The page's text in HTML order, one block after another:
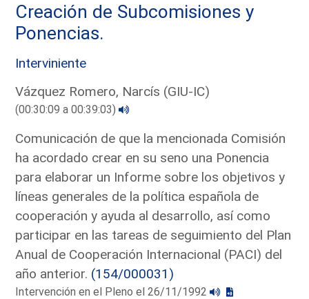
Creación de Subcomisiones y
Ponencias.
Interviniente
Vázquez Romero, Narcís (GIU-IC)
(00:30:09 a 00:39:03)
Comunicación de que la mencionada Comisión
ha acordado crear en su seno una Ponencia
para elaborar un Informe sobre los objetivos y
líneas generales de la política española de
cooperación y ayuda al desarrollo, así como
participar en las tareas de seguimiento del Plan
Anual de Cooperación Internacional (PACI) del
año anterior. (154/000031)
Intervención en el Pleno el 26/11/1992